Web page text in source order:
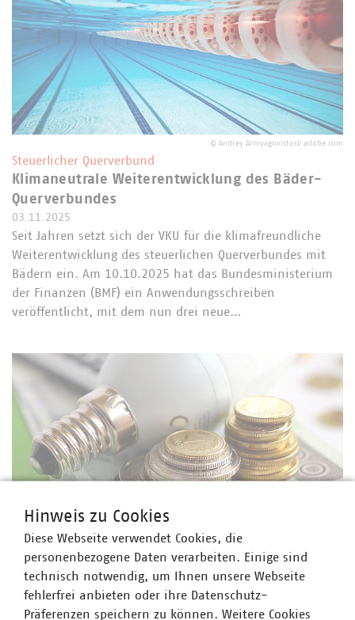
© Andrey Armyagov/stock.adobe.com
Steuerlicher Querverbund
Klimaneutrale Weiterentwicklung des Bäder-
Querverbundes
03.11.2025
Seit Jahren setzt sich der VKU für die klimafreundliche
Weiterentwicklung des steuerlichen Querverbundes mit
Bädern ein. Am 10.10.2025 hat das Bundesministerium
der Finanzen (BMF) ein Anwendungsschreiben
veröffentlicht, mit dem nun drei neue…
Energie- und Stromsteuer
Kabinett beschließt Änderung des Energie- und
Stromsteuergesetzes
Hinweis zu Cookies
Diese Webseite verwendet Cookies, die
personenbezogene Daten verarbeiten. Einige sind
technisch notwendig, um Ihnen unsere Webseite
fehlerfrei anbieten oder ihre Datenschutz-
Präferenzen speichern zu können. Weitere Cookies